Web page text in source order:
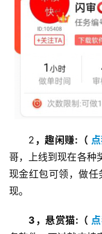
2 ，趣闲赚:（
哥，上线到现在各种
现金红包可领，做任
现。
3，悬赏猫:（